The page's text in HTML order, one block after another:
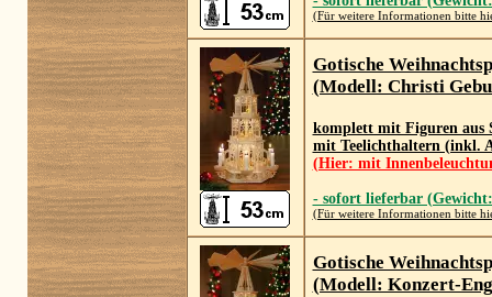
(Für weitere Informationen bitte
Gotische
(Modell: Christi
komplett mit Figuren aus
mit Teelichthaltern (inkl.
(Hier: mit
- sofort lieferbar
(Für weitere Informationen bitte
Gotische
(Modell: Konzert-